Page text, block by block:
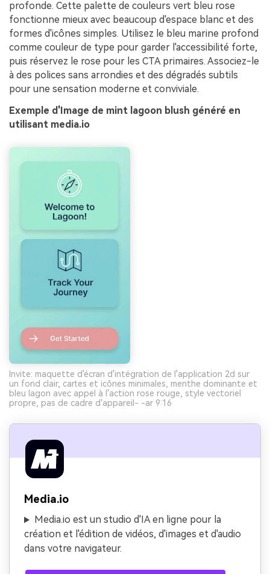
profonde. Cette palette de couleurs vert bleu rose
fonctionne mieux avec beaucoup d'espace blanc et des
formes d'icônes simples. Utilisez le bleu marine profond
comme couleur de type pour garder l'accessibilité forte,
puis réservez le rose pour les CTA primaires. Associez-le
à des polices sans arrondies et des dégradés subtils
pour une sensation moderne et conviviale.
Exemple d'Image de mint lagoon blush généré en
utilisant media.io
Invite: maquette d'écran d'intégration de l'application 2d sur
un fond clair, cartes et icônes minimales, menthe dominante et
bleu lagon avec appel à l'action rose rouge, style vectoriel
propre, pas de cadre d'appareil- -ar 9:16
Media.io
Media.io est un studio d'IA en ligne pour la
création et l'édition de vidéos, d'images et d'audio
dans votre navigateur.